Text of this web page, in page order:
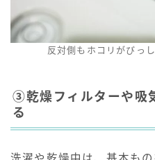
反対側もホコリがびっ
③乾燥フィルターや吸
る